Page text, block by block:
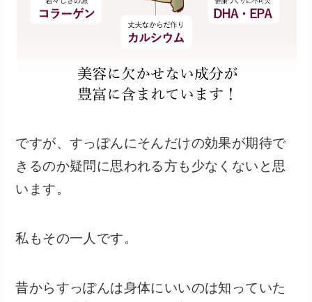
ですが、すっぽんにそんだけの効果が期待で
きるのか疑問に思われる方も少なくないと思
います。
私もその一人です。
昔からすっぽんは身体にいいのは知っていた